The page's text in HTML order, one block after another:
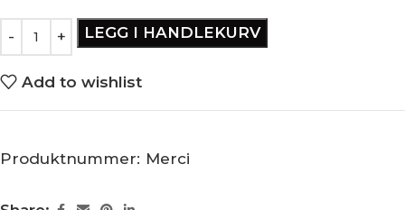
LEGG I HANDLEKURV
Add to wishlist
Produktnummer: Merci